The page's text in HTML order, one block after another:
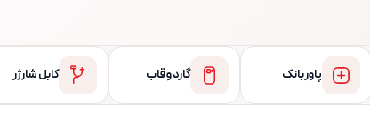
پاور بانک گارد و قاب کابل شارژر